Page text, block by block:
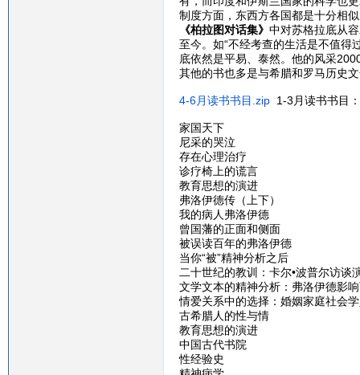
制度方面，东西方各国都是十分相
《柏拉图对话集》 中对苏格拉底从
至今。如“不经考查的生活是不值得
底依然是平易、泰然。他的风采
其他的书也多是与希腊和罗马历史
4-6月读书书目.zip1-3月读书书目：
家国天下
尼采的哭泣
存在心理治疗
诊疗椅上的谎言
教育思想的演进
弗洛伊德传（上下）
我的病人弗洛伊德
曾国藩的正面和侧面
被误读百年的弗洛伊德
当你“被”精神分析之后
二十世纪的教训：卡尔•波普尔访谈
文学文本的精神分析：弗洛伊德影
情爱关系中的选择：婚姻家庭社会
古希腊人的性与情
教育思想的演进
中国古代书院
性经验史